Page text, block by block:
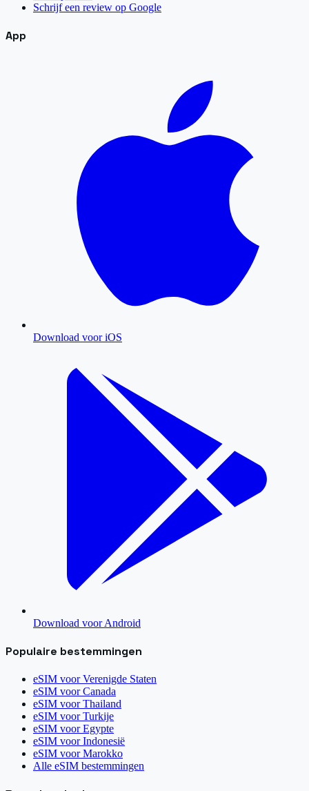
Schrijf een review op Google
App
Download voor iOS
Download voor Android
Populaire bestemmingen
eSIM voorVerenigde Staten
eSIM voorCanada
eSIM voorThailand
eSIM voorTurkije
eSIM voorEgypte
eSIM voorIndonesië
eSIM voorMarokko
Alle eSIM bestemmingen